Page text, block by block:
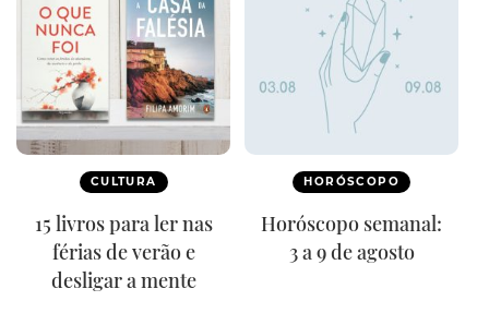
CULTURA
15 livros para ler nas
férias de verão e
desligar a mente
HORÓSCOPO
Horóscopo semanal:
3 a 9 de agosto